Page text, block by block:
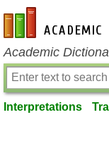
en-academic.com
Academic
Interpretations